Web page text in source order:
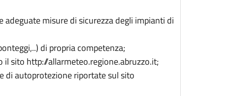
misure di sicurezza degli impianti di
di propria competenza;
sito http://allarmeteo.regione.abruzzo.it;
di autoprotezione riportate sul sito